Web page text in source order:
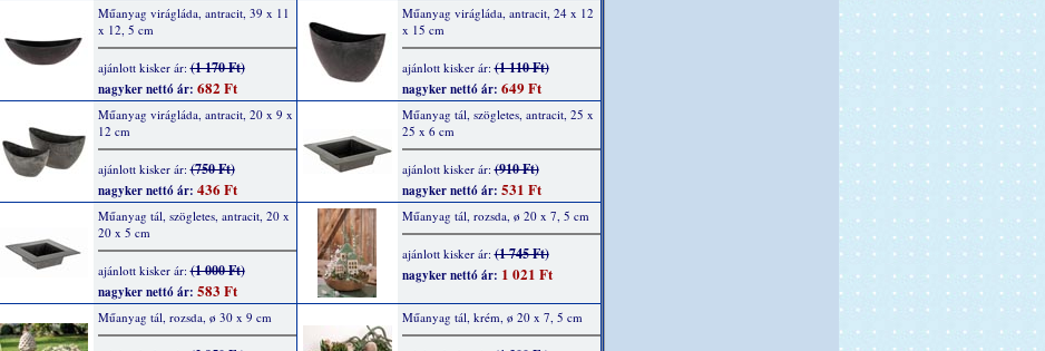
Műanyag virágláda, antracit, 39 x 11
x 12, 5 cm
ajánlott kisker ár:(1 170 Ft)
nagyker nettó ár: 682 Ft
Műanyag virágláda, antracit, 24 x 12
x 15 cm
ajánlott kisker ár:(1 110 Ft)
nagyker nettó ár: 649 Ft
Műanyag virágláda, antracit, 20 x 9 x
12 cm
ajánlott kisker ár:(750 Ft)
nagyker nettó ár: 436 Ft
Műanyag tál, szögletes, antracit, 25 x
25 x 6 cm
ajánlott kisker ár:(910 Ft)
nagyker nettó ár: 531 Ft
Műanyag tál, szögletes, antracit, 20 x
20 x 5 cm
ajánlott kisker ár:(1 000 Ft)
nagyker nettó ár: 583 Ft
Műanyag tál, rozsda, ø 20 x 7, 5 cm
ajánlott kisker ár:(1 745 Ft)
nagyker nettó ár: 1 021 Ft
Műanyag tál, rozsda, ø 30 x 9 cm Műanyag tál, krém, ø 20 x 7, 5 cm